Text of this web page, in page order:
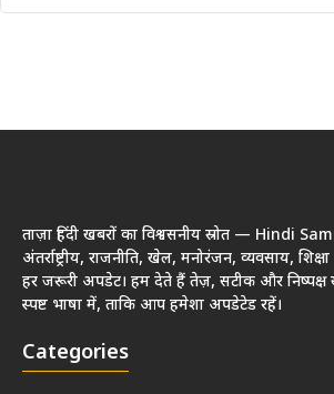
ताज़ा हिंदी खबरों का विश्वसनीय स्रोत — Hindi
अंतर्राष्ट्रीय, राजनीति, खेल, मनोरंजन, व्यवसाय,
हर जरूरी अपडेट। हम देते हैं तेज़, सटीक और
स्पष्ट भाषा में, ताकि आप हमेशा अपडेटेड रहें।
Categories